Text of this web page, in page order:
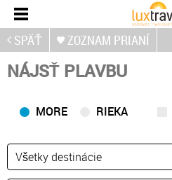
SPÄŤ ZOZNAM PRIANÍ
NÁJSŤ PLAVBU
MORE RIEKA